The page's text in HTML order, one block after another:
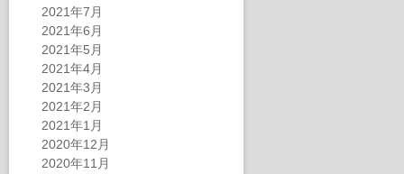
2021年7月
2021年6月
2021年5月
2021年4月
2021年3月
2021年2月
2021年1月
2020年12月
2020年11月